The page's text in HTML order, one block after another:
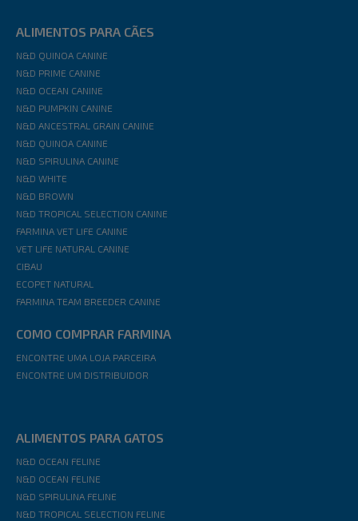
ALIMENTOS PARA CÃES
N&D QUINOA CANINE
N&D PRIME CANINE
N&D OCEAN CANINE
N&D PUMPKIN CANINE
N&D ANCESTRAL GRAIN CANINE
N&D QUINOA CANINE
N&D SPIRULINA CANINE
N&D WHITE
N&D BROWN
N&D TROPICAL SELECTION CANINE
FARMINA VET LIFE CANINE
VET LIFE NATURAL CANINE
CIBAU
ECOPET NATURAL
FARMINA TEAM BREEDER CANINE
COMO COMPRAR FARMINA
ENCONTRE UMA LOJA PARCEIRA
ENCONTRE UM DISTRIBUIDOR
ALIMENTOS PARA GATOS
N&D OCEAN FELINE
N&D OCEAN FELINE
N&D SPIRULINA FELINE
N&D TROPICAL SELECTION FELINE